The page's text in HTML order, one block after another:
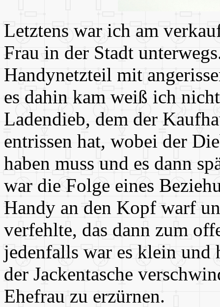
Letztens war ich am
Frau in der Stadt
Handynetzteil mit
es dahin kam weiß ich
Ladendieb, dem der
entrissen hat, wobei der
haben muss und es dann
war die Folge eines
Handy an den Kopf warf
verfehlte, das dann zum
jedenfalls war es klein
der Jackentasche
Ehefrau zu erzürnen.